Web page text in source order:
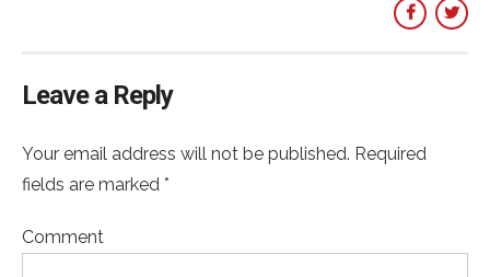
Leave a Reply
Your email address will not be published. Required
fields are marked *
Comment